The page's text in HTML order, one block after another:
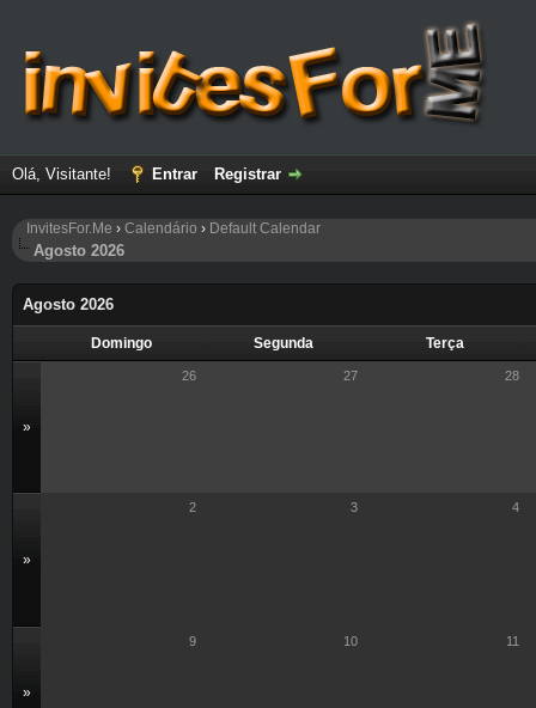
Olá, Visitante! Entrar Registrar
InvitesFor.Me › Calendário › Default Calendar
Agosto 2026
Agosto 2026
Domingo Segunda Terça
»
26 27 28
»
2 3 4
»
9 10 11